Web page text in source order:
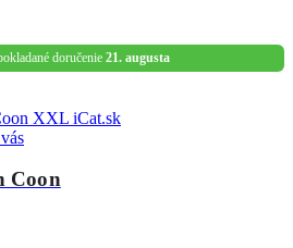
doručenie 21. augusta
Coon